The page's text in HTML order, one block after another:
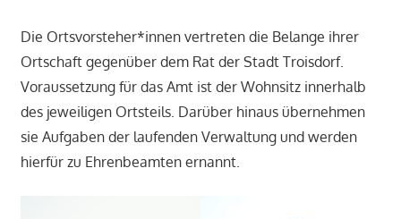
Die Ortsvorsteher*innen vertreten die Belange ihrer
Ortschaft gegenüber dem Rat der Stadt Troisdorf.
Voraussetzung für das Amt ist der Wohnsitz innerhalb
des jeweiligen Ortsteils. Darüber hinaus übernehmen
sie Aufgaben der laufenden Verwaltung und werden
hierfür zu Ehrenbeamten ernannt.